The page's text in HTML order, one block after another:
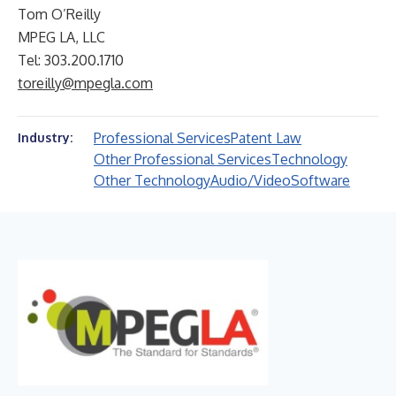
Tom O’Reilly
MPEG LA, LLC
Tel: 303.200.1710
toreilly@mpegla.com
Industry: Professional ServicesPatent Law
Other Professional ServicesTechnology
Other TechnologyAudio/VideoSoftware